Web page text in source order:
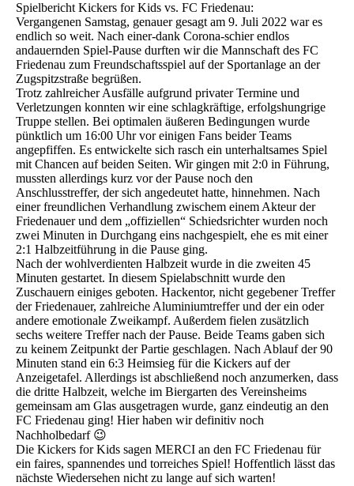
Spielbericht Kickers for Kids vs. FC Friedenau:
Vergangenen Samstag, genauer gesagt am 9. Juli 2022 war es
endlich so weit. Nach einer-dank Corona-schier endlos
andauernden Spiel-Pause durften wir die Mannschaft des FC
Friedenau zum Freundschaftsspiel auf der Sportanlage an der
Zugspitzstraße begrüßen.
Trotz zahlreicher Ausfälle aufgrund privater Termine und
Verletzungen konnten wir eine schlagkräftige, erfolgshungrige
Truppe stellen. Bei optimalen äußeren Bedingungen wurde
pünktlich um 16:00 Uhr vor einigen Fans beider Teams
angepfiffen. Es entwickelte sich rasch ein unterhaltsames Spiel
mit Chancen auf beiden Seiten. Wir gingen mit 2:0 in Führung,
mussten allerdings kurz vor der Pause noch den
Anschlusstreffer, der sich angedeutet hatte, hinnehmen. Nach
einer freundlichen Verhandlung zwischem einem Akteur der
Friedenauer und dem „offiziellen“ Schiedsrichter wurden noch
zwei Minuten in Durchgang eins nachgespielt, ehe es mit einer
2:1 Halbzeitführung in die Pause ging.
Nach der wohlverdienten Halbzeit wurde in die zweiten 45
Minuten gestartet. In diesem Spielabschnitt wurde den
Zuschauern einiges geboten. Hackentor, nicht gegebener Treffer
der Friedenauer, zahlreiche Aluminiumtreffer und der ein oder
andere emotionale Zweikampf. Außerdem fielen zusätzlich
sechs weitere Treffer nach der Pause. Beide Teams gaben sich
zu keinem Zeitpunkt der Partie geschlagen. Nach Ablauf der 90
Minuten stand ein 6:3 Heimsieg für die Kickers auf der
Anzeigetafel. Allerdings ist abschließend noch anzumerken, dass
die dritte Halbzeit, welche im Biergarten des Vereinsheims
gemeinsam am Glas ausgetragen wurde, ganz eindeutig an den
FC Friedenau ging! Hier haben wir definitiv noch
Nachholbedarf 😉
Die Kickers for Kids sagen MERCI an den FC Friedenau für
ein faires, spannendes und torreiches Spiel! Hoffentlich lässt das
nächste Wiedersehen nicht zu lange auf sich warten!